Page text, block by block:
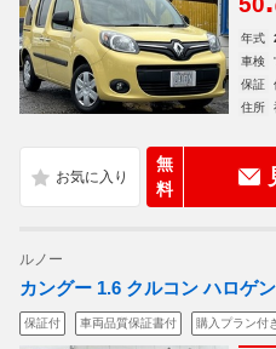
年式
車検
保証
住所
無
料
ルノー
カングー 1.6 クルコン ハロゲ
保証付 車両品質保証書付 購入プラン付